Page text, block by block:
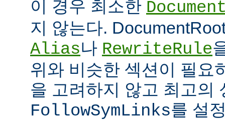
이 경우 최소한
지 않는다.
Alias나 RewriteRule
위와 비슷한 섹션이 필요
을 고려하지 않고 최고의
FollowSymLinks를 설